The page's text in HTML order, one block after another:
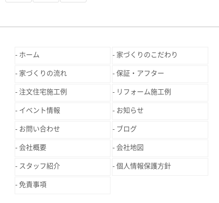
ホーム 家づくりのこだわり
家づくりの流れ 保証・アフター
注文住宅施工例 リフォーム施工例
イベント情報 お知らせ
お問い合わせ ブログ
会社概要 会社地図
スタッフ紹介 個人情報保護方針
免責事項